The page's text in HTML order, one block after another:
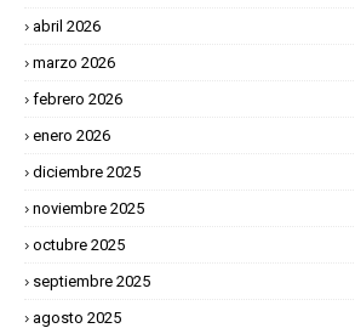
abril 2026
marzo 2026
febrero 2026
enero 2026
diciembre 2025
noviembre 2025
octubre 2025
septiembre 2025
agosto 2025